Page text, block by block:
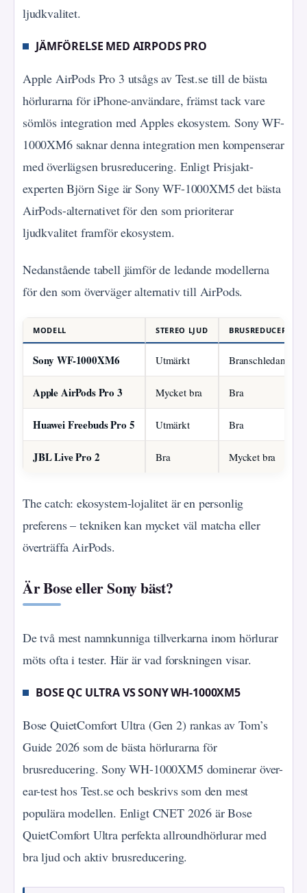
ljudkvalitet.
JÄMFÖRELSE MED AIRPODS PRO
Apple AirPods Pro 3 utsågs av Test.se till de bästa
hörlurarna för iPhone-användare, främst tack vare
sömlös integration med Apples ekosystem. Sony WF-
1000XM6 saknar denna integration men kompenserar
med överlägsen brusreducering. Enligt Prisjakt-
experten Björn Sige är Sony WF-1000XM5 det bästa
AirPods-alternativet för den som prioriterar
ljudkvalitet framför ekosystem.
Nedanstående tabell jämför de ledande modellerna
för den som överväger alternativ till AirPods.
MODELL STEREO LJUD BRUSREDUCERING
Sony WF-1000XM6 Utmärkt Branschledande
Apple AirPods Pro 3 Mycket bra Bra
Huawei Freebuds Pro 5 Utmärkt Bra
JBL Live Pro 2 Bra Mycket bra
The catch: ekosystem-lojalitet är en personlig
preferens – tekniken kan mycket väl matcha eller
överträffa AirPods.
Är Bose eller Sony bäst?
De två mest namnkunniga tillverkarna inom hörlurar
möts ofta i tester. Här är vad forskningen visar.
BOSE QC ULTRA VS SONY WH-1000XM5
Bose QuietComfort Ultra (Gen 2) rankas av Tom’s
Guide 2026 som de bästa hörlurarna för
brusreducering. Sony WH-1000XM5 dominerar över-
ear-test hos Test.se och beskrivs som den mest
populära modellen. Enligt CNET 2026 är Bose
QuietComfort Ultra perfekta allroundhörlurar med
bra ljud och aktiv brusreducering.